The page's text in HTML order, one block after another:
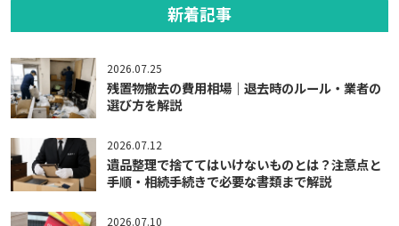
新着記事
2026.07.25
残置物撤去の費用相場｜退去時のルール・業者の
選び方を解説
2026.07.12
遺品整理で捨ててはいけないものとは？注意点と
手順・相続手続きで必要な書類まで解説
2026.07.10